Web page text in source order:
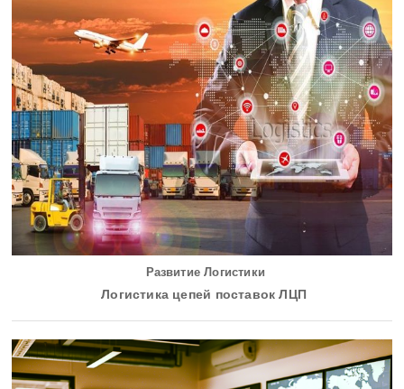
Развитие Логистики
Логистика цепей поставок ЛЦП